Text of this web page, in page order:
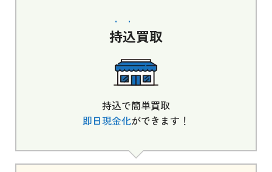
持込買取
持込で簡単買取
即日現金化ができます！